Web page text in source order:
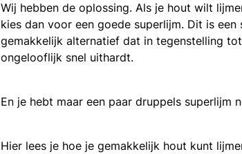
Wij hebben de oplossing. Als je hout wilt
kies dan voor een goede superlijm. Dit is een
gemakkelijk alternatief dat in tegenstelling
ongelooflijk snel uithardt.
En je hebt maar een paar druppels superlijm
Hier lees je hoe je gemakkelijk hout kunt